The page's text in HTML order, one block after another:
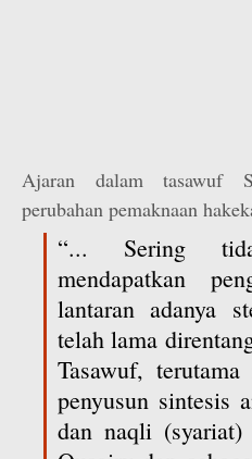
Ajaran dalam tasawuf
perubahan pemaknaan
“... Sering
mendapatkan
lantaran adanya
telah lama
Tasawuf, terutama
penyusun sintesis
dan naqli